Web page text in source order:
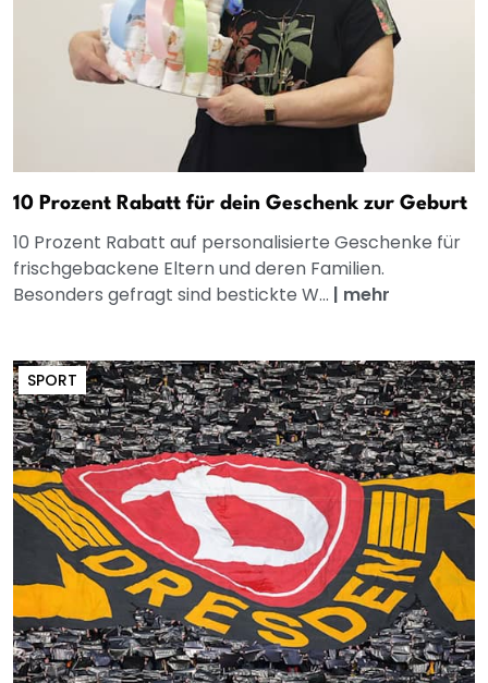
10 Prozent Rabatt für dein Geschenk zur Geburt
10 Prozent Rabatt auf personalisierte Geschenke für
frischgebackene Eltern und deren Familien.
Besonders gefragt sind bestickte W... | mehr
SPORT